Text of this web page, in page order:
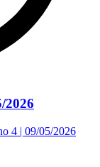
2026
4 | 09/05/2026